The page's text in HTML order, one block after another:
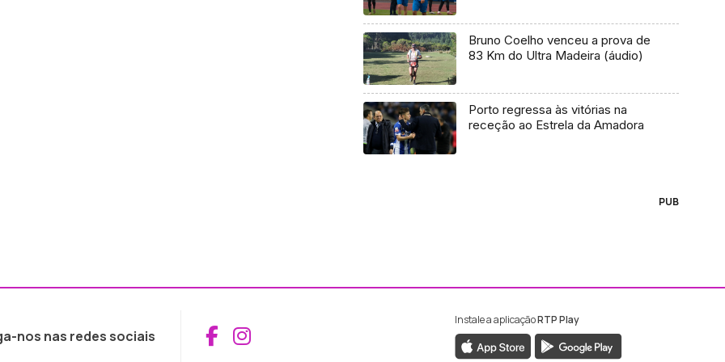
Bruno Coelho venceu a prova de
83 Km do Ultra Madeira (áudio)
Porto regressa às vitórias na
receção ao Estrela da Amadora
PUB
nos nas redes sociais Aceder ao Facebook da RTP Madeira
Aceder ao Instagram da RTP Madeira
Instale a aplicaçãoRTP Play